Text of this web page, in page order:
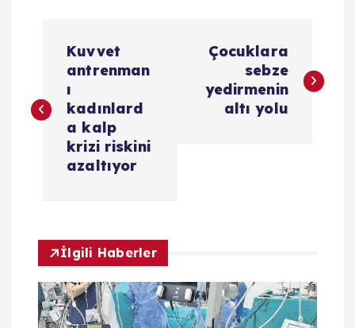
z
e
z
Kuvvet
antrenman
ı
kadınlard
a kalp
krizi riskini
azaltıyor
Çocuklara
sebze
yedirmenin
altı yolu
İlgili Haberler